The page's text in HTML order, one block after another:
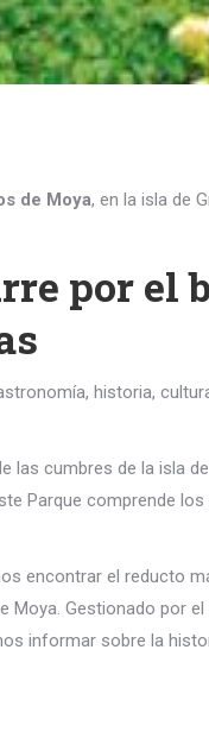
de Moya, en la isla de
por el
historia,
cumbres de la isla
Parque comprende
encontrar el reducto
Gestionado por el
informar sobre la